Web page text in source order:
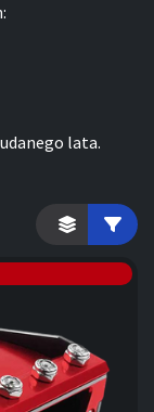
lata.
Kategoria